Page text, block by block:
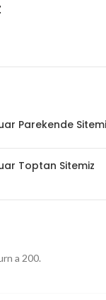
Parekende
Toptan Sitemiz
a 200.